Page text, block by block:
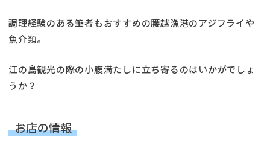
調理経験のある筆者もおすすめの腰越漁港のアジフライや
魚介類。
江の島観光の際の小腹満たしに立ち寄るのはいかがでしょ
うか？
お店の情報